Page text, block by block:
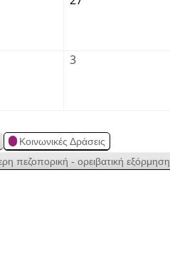
3
Κοινωνικές Δράσεις
πεζοπορική - ορειβατική εξόρμηση